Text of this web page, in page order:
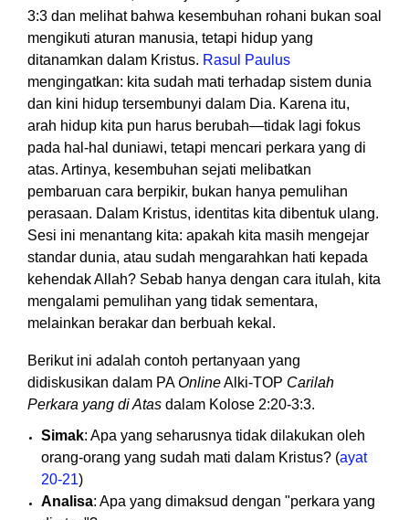
3:3 dan melihat bahwa kesembuhan rohani bukan soal
mengikuti aturan manusia, tetapi hidup yang
ditanamkan dalam Kristus. Rasul Paulus
mengingatkan: kita sudah mati terhadap sistem dunia
dan kini hidup tersembunyi dalam Dia. Karena itu,
arah hidup kita pun harus berubah—tidak lagi fokus
pada hal-hal duniawi, tetapi mencari perkara yang di
atas. Artinya, kesembuhan sejati melibatkan
pembaruan cara berpikir, bukan hanya pemulihan
perasaan. Dalam Kristus, identitas kita dibentuk ulang.
Sesi ini menantang kita: apakah kita masih mengejar
standar dunia, atau sudah mengarahkan hati kepada
kehendak Allah? Sebab hanya dengan cara itulah, kita
mengalami pemulihan yang tidak sementara,
melainkan berakar dan berbuah kekal.
Berikut ini adalah contoh pertanyaan yang
didiskusikan dalam PAOnlineAlki-TOP Carilah
Perkara yang di Atas dalam Kolose 2:20-3:3.
Simak: Apa yang seharusnya tidak dilakukan oleh
orang-orang yang sudah mati dalam Kristus? (ayat
20-21)
Analisa: Apa yang dimaksud dengan "perkara yang